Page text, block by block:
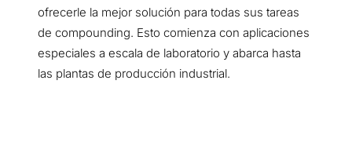
ofrecerle la mejor solución para todas sus tareas
de compounding. Esto comienza con aplicaciones
especiales a escala de laboratorio y abarca hasta
las plantas de producción industrial.